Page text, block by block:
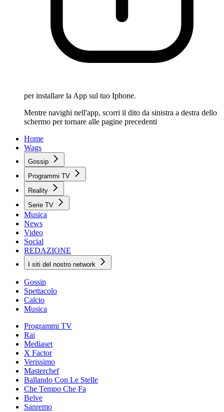
per installare la App sul tuo Iphone.
Mentre navighi nell'app, scorri il dito da sinistra a destra dello
schermo per tornare alle pagine precedenti
Home
Wags
Gossip
Programmi TV
Reality
Serie TV
Musica
News
Video
Social
REDAZIONE
I siti del nostro network
Gossip
Spettacolo
Calcio
Musica
Programmi TV
Rai
Mediaset
X Factor
Verissimo
Masterchef
Ballando Con Le Stelle
Che Tempo Che Fa
Belve
Sanremo